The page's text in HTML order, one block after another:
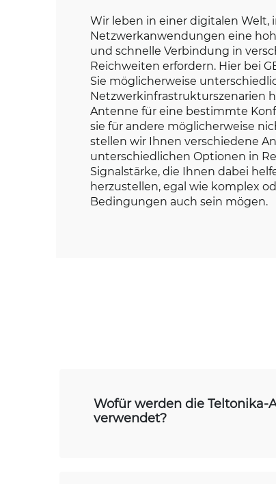
Wir leben in einer digitalen Welt,
Netzwerkanwendungen eine
und schnelle Verbindung in
Reichweiten erfordern. Hier bei
Sie möglicherweise
Netzwerkinfrastrukturszenarien
Antenne für eine bestimmte
sie für andere möglicherweise
stellen wir Ihnen verschiedene
unterschiedlichen Optionen in
Signalstärke, die Ihnen dabei
herzustellen, egal wie komplex
Bedingungen auch sein mögen.
Wofür werden die Teltonika-
verwendet?